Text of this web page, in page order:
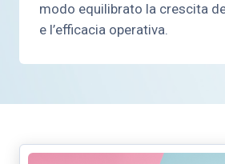
modo equilibrato la crescita
e l’efficacia operativa.